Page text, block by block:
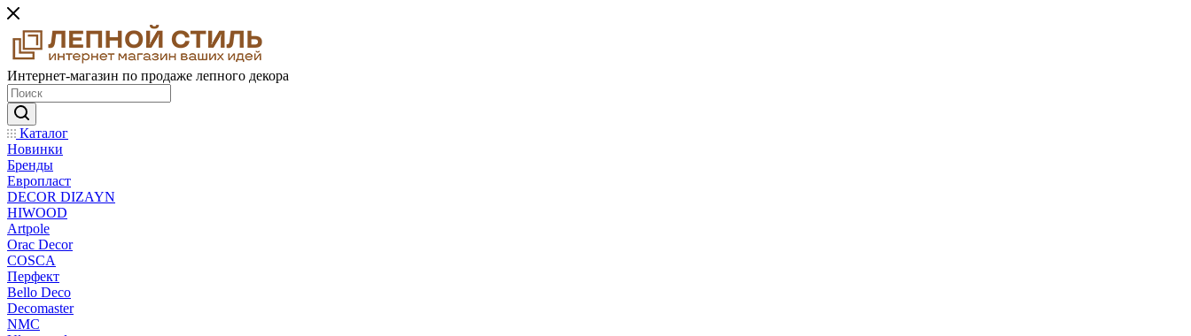
Интернет-магазин по продаже лепного декора
Каталог
Новинки
Бренды
Европласт
DECOR DIZAYN
HIWOOD
Artpole
Orac Decor
COSCA
Перфект
Bello Deco
Decomaster
NMС